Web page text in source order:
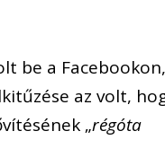
be a Facebookon,
az volt,
„régóta